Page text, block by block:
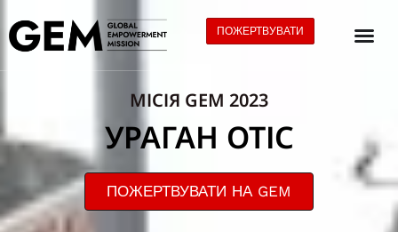
ПОЖЕРТВУВАТИ
МІСІЯ GEM 2023
УРАГАН ОТІС
ПОЖЕРТВУВАТИ НА GEM